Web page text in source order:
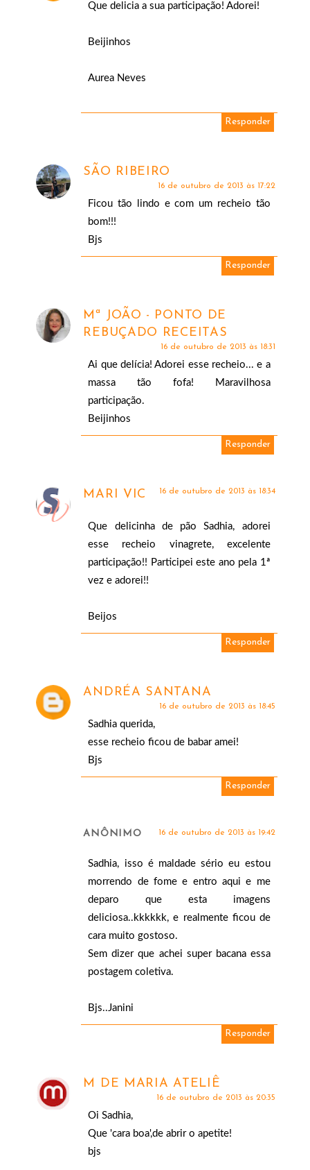
Que delicia a sua participação! Adorei!
Beijinhos
Aurea Neves
Responder
SÃO RIBEIRO
16 de outubro de 2013 às 17:22
Ficou tão lindo e com um recheio tão
bom!!!
Bjs
Responder
Mª JOÃO - PONTO DE
REBUÇADO RECEITAS
16 de outubro de 2013 às 18:31
Ai que delícia! Adorei esse recheio... e a
massa tão fofa! Maravilhosa
participação.
Beijinhos
Responder
MARI VIC 16 de outubro de 2013 às 18:34
Que delicinha de pão Sadhia, adorei
esse recheio vinagrete, excelente
participação!! Participei este ano pela 1ª
vez e adorei!!
Beijos
Responder
ANDRÉA SANTANA
16 de outubro de 2013 às 18:45
Sadhia querida,
esse recheio ficou de babar amei!
Bjs
Responder
ANÔNIMO 16 de outubro de 2013 às 19:42
Sadhia, isso é maldade sério eu estou
morrendo de fome e entro aqui e me
deparo que esta imagens
deliciosa..kkkkkk, e realmente ficou de
cara muito gostoso.
Sem dizer que achei super bacana essa
postagem coletiva.
Bjs..Janini
Responder
M DE MARIA ATELIÊ
16 de outubro de 2013 às 20:35
Oi Sadhia,
Que 'cara boa',de abrir o apetite!
bjs